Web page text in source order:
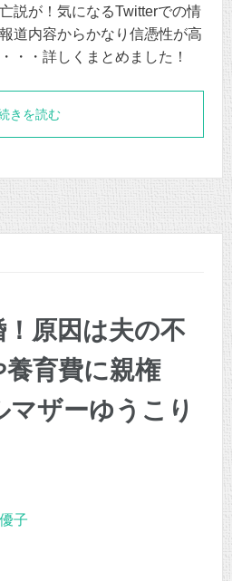
説が！気になるTwitterでの情
道内容からかなり信憑性が高
・・詳しくまとめました！
きを読む
原因は夫の不
育費に親権
マザーゆうこり